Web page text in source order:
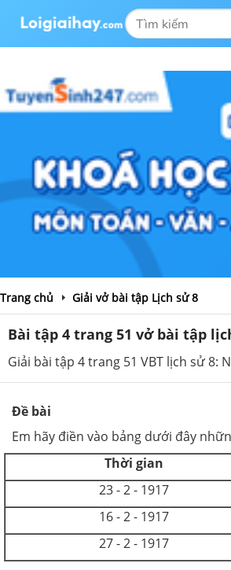
Trang chủ Giải vở bài tập Lịch sử 8
Bài tập 4 trang 51 vở bài tập
Giải bài tập 4 trang 51 VBT lịch sử 8:
Đề bài
Em hãy điền vào bảng dưới đây
Thời gian
23 - 2 - 1917
16 - 2 - 1917
27 - 2 - 1917